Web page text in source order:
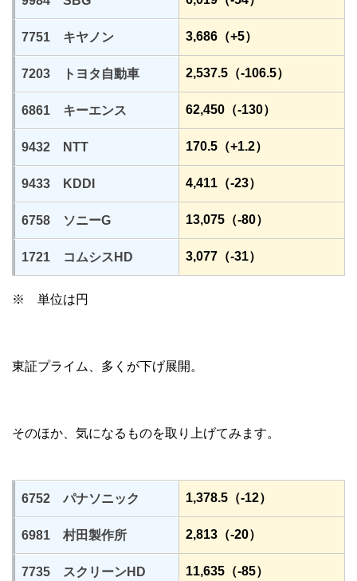
7751 キヤノン 3,686（+5）
7203 トヨタ自動車 2,537.5（-106.5）
6861 キーエンス 62,450（-130）
9432 NTT 170.5（+1.2）
9433 KDDI 4,411（-23）
6758 ソニーG 13,075（-80）
1721 コムシスHD 3,077（-31）
※ 単位は円
東証プライム、多くが下げ展開。
そのほか、気になるものを取り上げてみます。
6752 パナソニック 1,378.5（-12）
6981 村田製作所 2,813（-20）
7735 スクリーンHD 11,635（-85）